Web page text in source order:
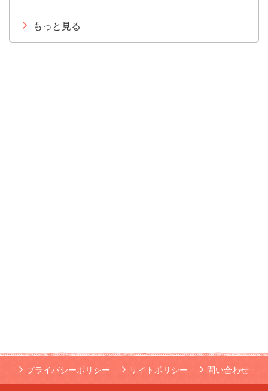
もっと見る
プライバシーポリシー サイトポリシー 問い合わせ